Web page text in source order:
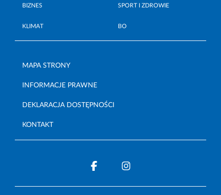
BIZNES SPORT I ZDROWIE
KLIMAT BO
MAPA STRONY
INFORMACJE PRAWNE
DEKLARACJA DOSTĘPNOŚCI
KONTAKT